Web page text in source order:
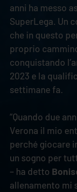
anni ha messo
SuperLega. Un
che in questo
proprio
conquistando
2023 e la
settimane fa.
“Quando due
Verona il mio
perché giocare
un sogno per
– ha detto
allenamento mi